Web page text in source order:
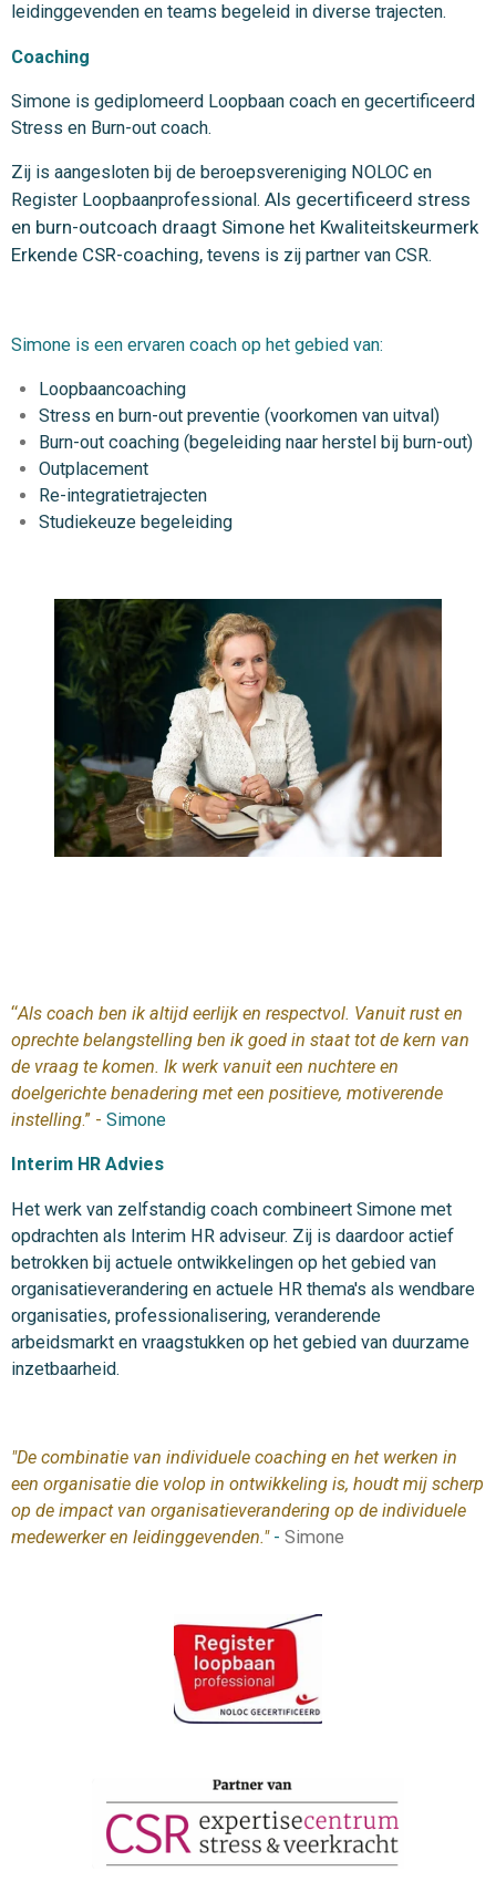
leidinggevenden en teams begeleid in diverse trajecten.
Coaching
Simone is gediplomeerd Loopbaan coach en gecertificeerd
Stress en Burn-out coach.
Zij is aangesloten bij de beroepsvereniging NOLOC en
Register Loopbaanprofessional. Als gecertificeerd stress
en burn-outcoach draagt Simone het Kwaliteitskeurmerk
Erkende CSR-coaching, tevens is zij partner van CSR.
Simone is een ervaren coach op het gebied van:
Loopbaancoaching
Stress en burn-out preventie (voorkomen van uitval)
Burn-out coaching (begeleiding naar herstel bij burn-out)
Outplacement
Re-integratietrajecten
Studiekeuze begeleiding
“Als coach ben ik altijd eerlijk en respectvol. Vanuit rust en
oprechte belangstelling ben ik goed in staat tot de kern van
de vraag te komen. Ik werk vanuit een nuchtere en
doelgerichte benadering met een positieve, motiverende
instelling.” - Simone
Interim HR Advies
Het werk van zelfstandig coach combineert Simone met
opdrachten als Interim HR adviseur. Zij is daardoor actief
betrokken bij actuele ontwikkelingen op het gebied van
organisatieverandering en actuele HR thema's als wendbare
organisaties, professionalisering, veranderende
arbeidsmarkt en vraagstukken op het gebied van duurzame
inzetbaarheid.
"De combinatie van individuele coaching en het werken in
een organisatie die volop in ontwikkeling is, houdt mij scherp
op de impact van organisatieverandering op de individuele
medewerker en leidinggevenden." - Simone